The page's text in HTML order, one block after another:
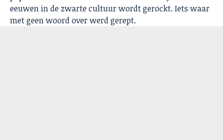
eeuwen in de zwarte cultuur wordt gerockt. Iets waar
met geen woord over werd gerept.